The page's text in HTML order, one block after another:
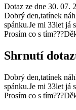
Dotaz ze dne 30. 07.
Dobrý den,tatínek
spánku.Je mi 33let já
Prosím co s
Shrnutí
Dobrý den,tatínek
spánku.Je mi 33let já
Prosím co s